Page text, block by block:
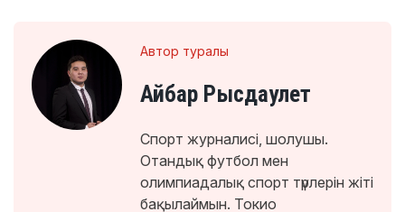
Автор туралы
Айбар Рысдаулет
Спорт журналисі, шолушы.
Отандық футбол мен
олимпиадалық спорт түрлерін жіті
бақылаймын. Токио